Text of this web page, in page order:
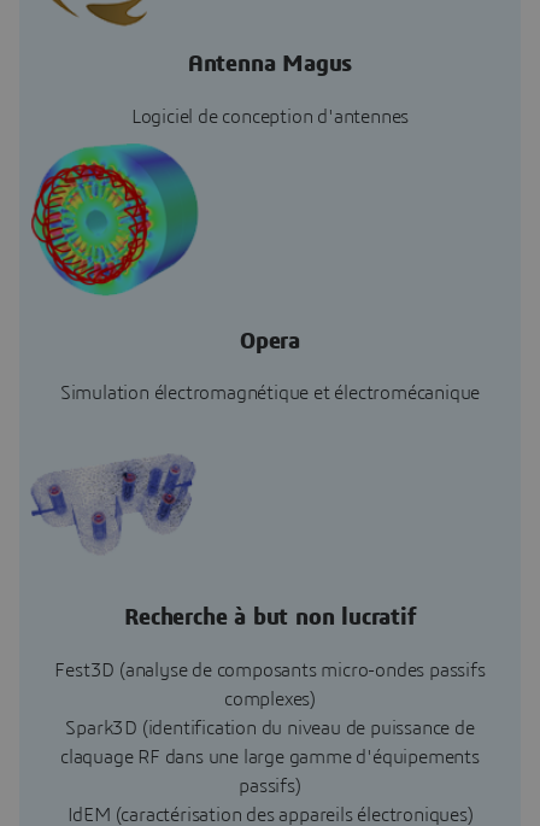
Antenna Magus
Logiciel de conception d'antennes
Opera
Simulation électromagnétique et électromécanique
Recherche à but non lucratif
Fest3D (analyse de composants micro-ondes passifs
complexes)
Spark3D (identification du niveau de puissance de
claquage RF dans une large gamme d'équipements
passifs)
IdEM (caractérisation des appareils électroniques)